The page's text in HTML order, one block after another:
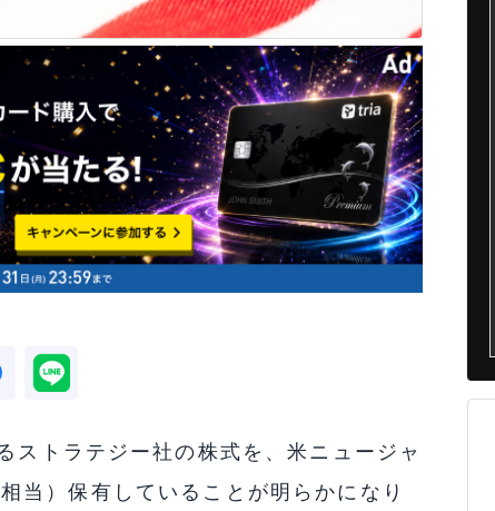
ストラテジー社の株式を、米ニュージャ
当）保有していることが明らかになり